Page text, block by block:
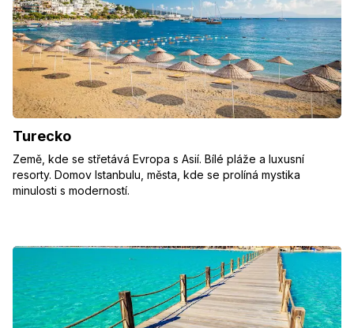
Turecko
Země, kde se střetává Evropa s Asií. Bílé pláže a luxusní
resorty. Domov Istanbulu, města, kde se prolíná mystika
minulosti s moderností.